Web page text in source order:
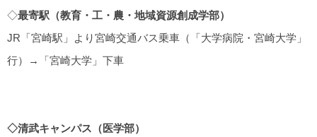
◇最寄駅（教育・工・農・地域資源創成学部）
JR「宮崎駅」より宮崎交通バス乗車（「大学病院・宮崎大学」
行）→「宮崎大学」下車
◇清武キャンパス（医学部）